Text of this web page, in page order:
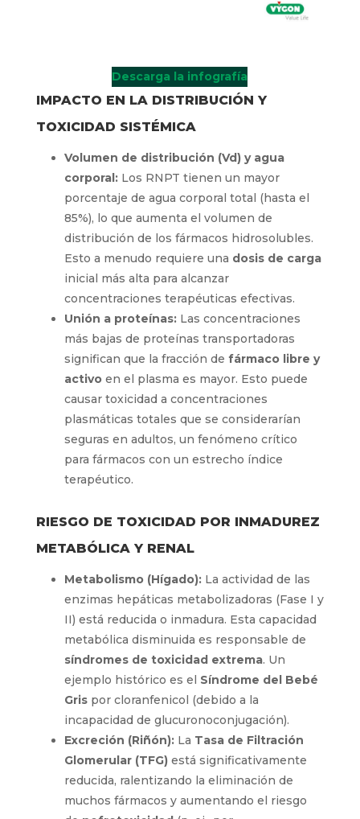
Descarga la infografía
IMPACTO EN LA DISTRIBUCIÓN Y
TOXICIDAD SISTÉMICA
Volumen de distribución (Vd) y agua
corporal:Los RNPT tienen un mayor
porcentaje de agua corporal total (hasta el
85%), lo que aumenta el volumen de
distribución de los fármacos hidrosolubles.
Esto a menudo requiere una dosis de carga
inicial más alta para alcanzar
concentraciones terapéuticas efectivas.
Unión a proteínas:Las concentraciones
más bajas de proteínas transportadoras
significan que la fracción de fármaco libre y
activoen el plasma es mayor. Esto puede
causar toxicidad a concentraciones
plasmáticas totales que se considerarían
seguras en adultos, un fenómeno crítico
para fármacos con un estrecho índice
terapéutico.
RIESGO DE TOXICIDAD POR INMADUREZ
METABÓLICA Y RENAL
Metabolismo (Hígado):La actividad de las
enzimas hepáticas metabolizadoras (Fase I y
II) está reducida o inmadura. Esta capacidad
metabólica disminuida es responsable de
síndromes de toxicidad extrema. Un
ejemplo histórico es el Síndrome del Bebé
Gris por cloranfenicol (debido a la
incapacidad de glucuronoconjugación).
Excreción (Riñón): La Tasa de Filtración
Glomerular (TFG)está significativamente
reducida, ralentizando la eliminación de
muchos fármacos y aumentando el riesgo